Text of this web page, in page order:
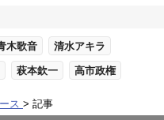
木歌音 清水アキラ
萩本欽一 高市政権
ス 記事